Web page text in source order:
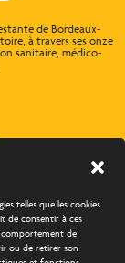
telles que les cookies
de consentir à ces
comportement de
ou de retirer son
de Bordeaux-
à travers ses onze
sanitaire, médico-
emploi